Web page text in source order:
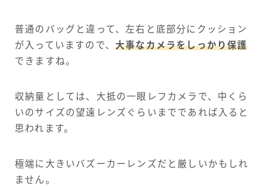
普通のバッグと違って、左右と底部分にクッション
が入っていますので、 大事なカメラをしっかり保護
できますね。
収納量としては、大抵の一眼レフカメラで、中くら
いのサイズの望遠レンズぐらいまでであれば入ると
思われます。
極端に大きいバズーカーレンズだと厳しいかもしれ
ません。